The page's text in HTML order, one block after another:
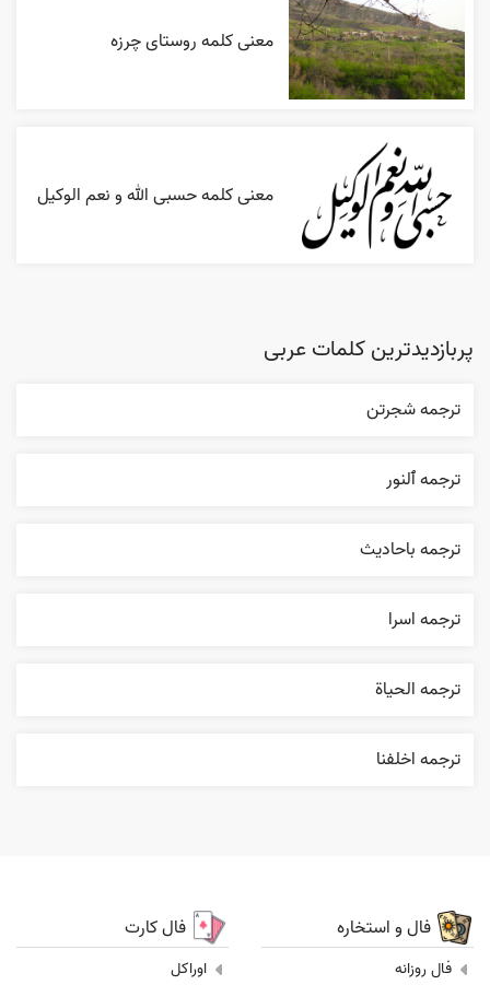
معنی کلمه روستای چرزه
معنی کلمه حسبی الله و نعم الوکیل
پربازدیدترین کلمات عربی
ترجمه شجرتن
ترجمه ٱلنور
ترجمه باحاديث
ترجمه اسرا
ترجمه الحیاة
ترجمه اخلفنا
فال و استخاره
فال روزانه
فال کارت
اوراکل